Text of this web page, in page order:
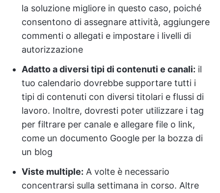
la soluzione migliore in questo caso, poiché
consentono di assegnare attività, aggiungere
commenti o allegati e impostare i livelli di
autorizzazione
Adatto a diversi tipi di contenuti e canali: il
tuo calendario dovrebbe supportare tutti i
tipi di contenuti con diversi titolari e flussi di
lavoro. Inoltre, dovresti poter utilizzare i tag
per filtrare per canale e allegare file o link,
come un documento Google per la bozza di
un blog
Viste multiple: A volte è necessario
concentrarsi sulla settimana in corso. Altre